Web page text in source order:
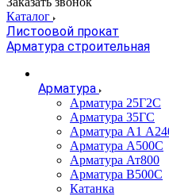
Каталог
Листоовой прокат
Арматура строительная
Арматура
Арматура 25Г2С
Арматура 35ГС
Арматура А1
Арматура А500С
Арматура Ат800
Арматура В500С
Катанка